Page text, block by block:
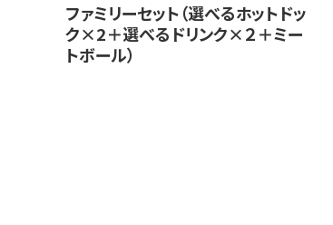
ファミリーセット（選べるホットドッ
ク×2＋選べるドリンク×２＋ミー
トボール）